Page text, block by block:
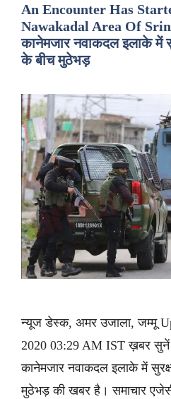
An Encounter Has
Nawakadal Area Of
कानेमजार नवाकदल इलाके में
के बीच मुठेभड़
न्यूज डेस्क, अमर उजाला, जम्मू
2020 03:29 AM IST ख़बर
कानेमजार नवाकदल इलाके में
मुठेभड़ की खबर है। समाचार